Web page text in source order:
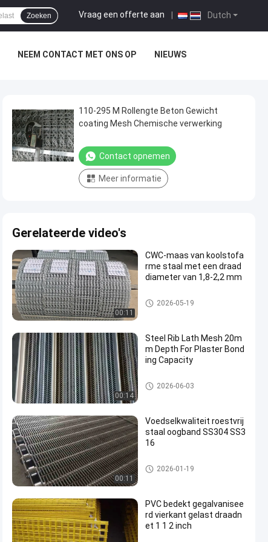
Dutch
Vraag een offerte aan
Zoeken
NEEM CONTACT MET ONS OP NIEUWS
110-295 M Rollengte Beton Gewicht
coating Mesh Chemische verwerking
Contact opnemen
Meer informatie
Gerelateerde video's
00:11
CWC-maas van koolstofa
rme staal met een draad
diameter van 1,8-2,2 mm
Versterkt gaas voor pijpleiding
en
2026-05-19
00:14
Steel Rib Lath Mesh 20m
m Depth For Plaster Bond
ing Capacity
Het uitgebreide Netwerk van de
Metaaldraad
2026-06-03
00:11
Voedselkwaliteit roestvrij
staal oogband SS304 SS3
16
MetaalTransportband
2026-01-19
PVC bedekt gegalvanisee
rd vierkant gelast draadn
et 1 1 2 inch